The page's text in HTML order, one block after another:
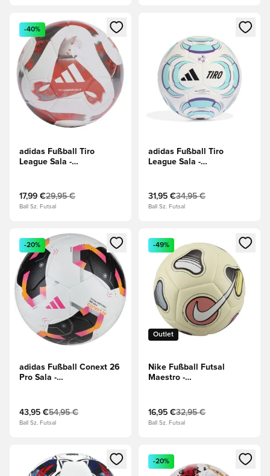
Öffnet ein neues Fenster zum Anmelden oder Registrieren
-40%
adidas Fußball Tiro
League Sala -
17,99 €29,95 €
Ball Sz. Futsal
Öffnet ein neues Fenster
adidas Fußball Tiro
League Sala -
31,95 €34,95 €
Ball Sz. Futsal
Öffnet ein neues Fenster zum Anmelden oder Registrieren
-20%
adidas Fußball Conext 26
Pro Sala -
43,95 €54,95 €
Ball Sz. Futsal
Öffnet ein neues Fenster
Outlet
-49%
Nike Fußball Futsal
Maestro -
16,95 €32,95 €
Ball Sz. Futsal
Öffnet ein neues Fenster zum Anmelden oder Registrieren
Öffnet ein neues Fenster
-20%